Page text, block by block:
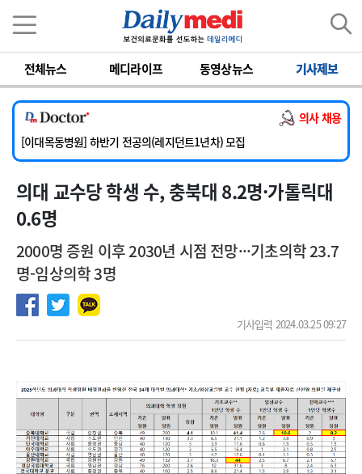
전체뉴스 메디라이프 동영상뉴스 기사제보
의사 채용
[서울아산병원] 2026년 하반기 인턴 모집
[영남대학교의료원] 마취통증의학과 임기제 임상의사 채용
[충남대학교병원] 소아청소년과(소아응급전담) 계약직 의사 공개채용
[동부병원] 계약직(응급의학과 전문의) 직원모집
[이대목동병원] 하반기 전공의(레지던트1년차) 모집
[서울아산병원] 2026년 하반기 인턴 모집
[영남대학교의료원] 마취통증의학과 임기제 임상의사 채용
의대 교수당 학생 수, 충북대 8.2명·가톨릭대
0.6명
2000명 증원 이후 2030년 시점 전망···기초의학 23.7
명-임상의학 3명
기사입력 2024.03.25 09:27